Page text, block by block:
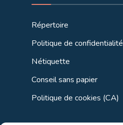
Répertoire
Politique de confidentialité
Nétiquette
Conseil sans papier
Politique de cookies (CA)